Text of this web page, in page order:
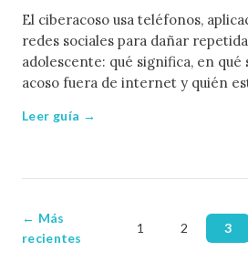
El ciberacoso usa teléfonos,
redes sociales para dañar
adolescente: qué significa, en
acoso fuera de internet y quién
Leer guía →
← Más
recientes
1 2 3